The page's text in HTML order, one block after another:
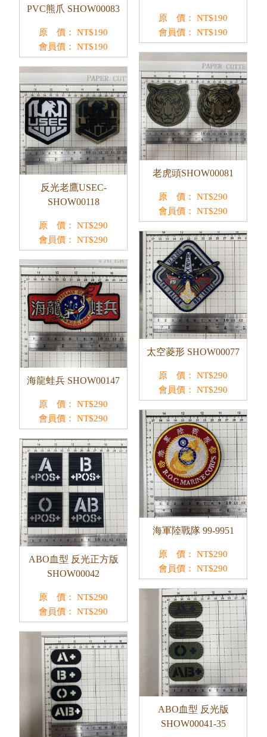
原 價： NT$190
會員價：
NT$190
PVC熊爪 SHOW00083
原 價： NT$190
會員價：
NT$190
老虎頭SHOW00081
原 價： NT$290
會員價：
NT$290
反光老鷹USEC-
SHOW00118
原 價： NT$290
會員價：
NT$290
太空菱形 SHOW00077
原 價： NT$290
會員價：
NT$290
海龍蛙兵 SHOW00147
原 價： NT$290
會員價：
NT$290
海軍陸戰隊 99-9951
原 價： NT$290
會員價：
NT$290
ABO血型 反光正方版
SHOW00042
原 價： NT$290
會員價：
NT$290
ABO血型 反光版
SHOW00041-35